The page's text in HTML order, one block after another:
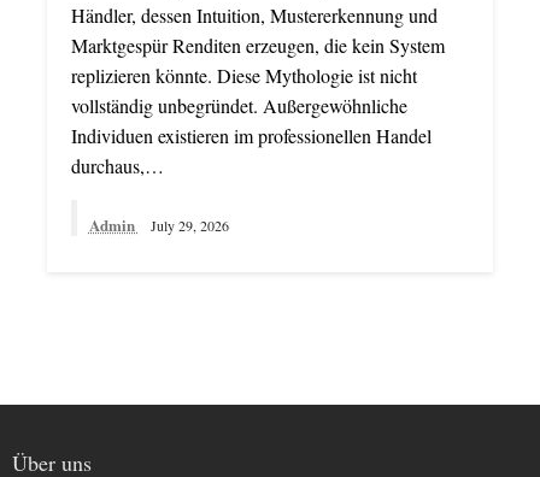
Händler, dessen Intuition, Mustererkennung und
Marktgespür Renditen erzeugen, die kein System
replizieren könnte. Diese Mythologie ist nicht
vollständig unbegründet. Außergewöhnliche
Individuen existieren im professionellen Handel
durchaus,…
Admin July 29, 2026
Über uns